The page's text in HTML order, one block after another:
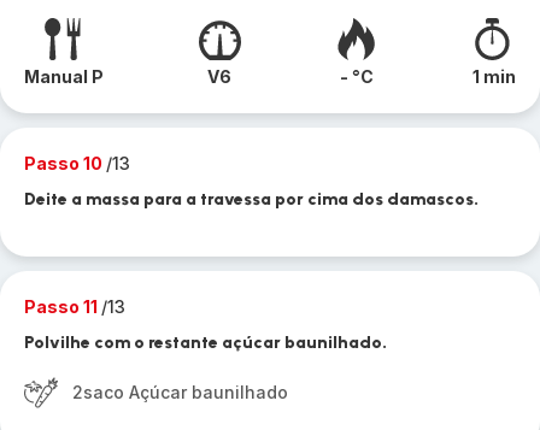
Manual P V6 - °C 1 min
Passo 10 /13
Deite a massa para a travessa por cima dos damascos.
Passo 11 /13
Polvilhe com o restante açúcar baunilhado.
2saco Açúcar baunilhado